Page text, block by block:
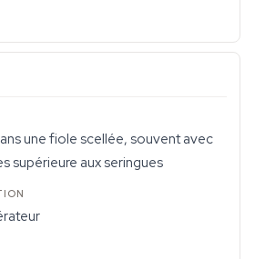
une fiole scellée, souvent avec
supérieure aux seringues